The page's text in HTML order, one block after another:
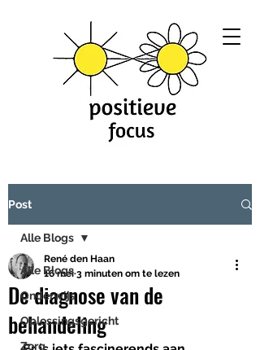
Post
Alle Blogs
Onderwijs
Oplossingsgericht
Zorg
Alle Blogs
De diagnose van de
behandeling
René den Haan
16 mei 3 minuten om te lezen